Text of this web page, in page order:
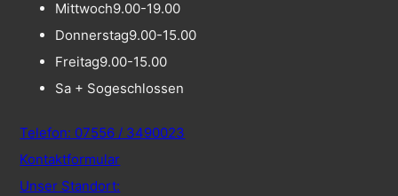
Mittwoch9.00-19.00
Donnerstag9.00-15.00
Freitag9.00-15.00
Sa + Sogeschlossen
Telefon: 07556 / 3490023
Kontaktformular
Unser Standort: